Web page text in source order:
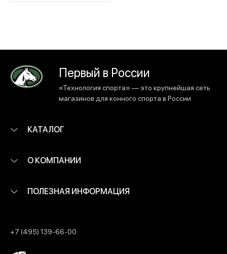
Первый в России
«Технология спорта» — это крупнейшая сеть
магазинов для конного спорта в России
КАТАЛОГ
О КОМПАНИИ
ПОЛЕЗНАЯ ИНФОРМАЦИЯ
+7 (495) 139-66-00